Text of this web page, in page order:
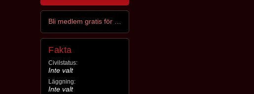
Fakta
Civilstatus:
Inte valt
Läggning:
Inte valt